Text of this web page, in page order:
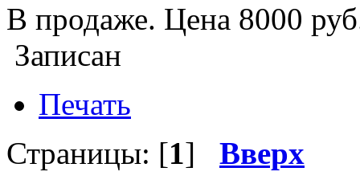
В продаже. Цена 8000
Записан
Печать
Страницы: [1] Вверх